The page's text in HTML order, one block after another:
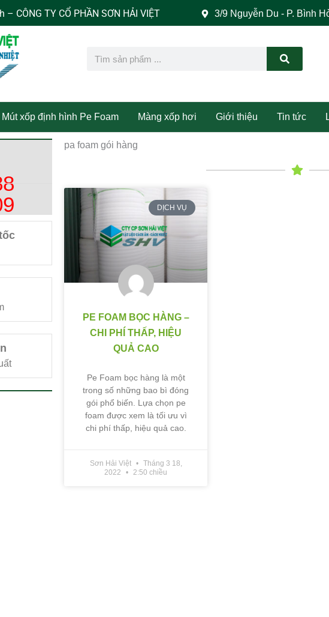
TY CỔ PHẦN SƠN HẢI VIỆT 3/9 Nguyễn Du - P. Bình
Search
Mút xốp định hình Pe Foam Màng xốp hơi Giới thiệu Tin tức
pa foam gói hàng
DỊCH VỤ
PE FOAM BỌC HÀNG –
CHI PHÍ THẤP, HIỆU
QUẢ CAO
Pe Foam bọc hàng là một
trong số những bao bì đóng
gói phổ biến. Lựa chọn pe
foam được xem là tối ưu vì
chi phí thấp, hiệu quả cao.
Sơn Hải Việt
Tháng 3 18,
2022
2:50 chiều